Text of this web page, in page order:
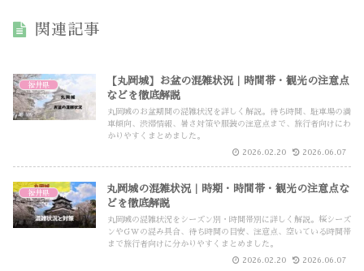
関連記事
福井県
【丸岡城】お盆の混雑状況｜時間帯・観光の注意点
などを徹底解説
丸岡城のお盆期間の混雑状況を詳しく解説。待ち時間、駐車場の満
車傾向、渋滞情報、暑さ対策や服装の注意点まで、旅行者向けにわ
かりやすくまとめました。
2026.02.20 2026.06.07
福井県
丸岡城の混雑状況｜時期・時間帯・観光の注意点な
どを徹底解説
丸岡城の混雑状況をシーズン別・時間帯別に詳しく解説。桜シーズ
ンやGWの混み具合、待ち時間の目安、注意点、空いている時間帯
まで旅行者向けに分かりやすくまとめました。
2026.02.20 2026.06.07